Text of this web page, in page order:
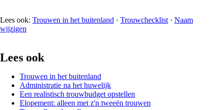
Lees ook: Trouwen in het buitenland · Trouwchecklist · Naam
wijzigen
Lees ook
Trouwen in het buitenland
Administratie na het huwelijk
Een realistisch trouwbudget opstellen
Elopement: alleen met z'n tweeën trouwen